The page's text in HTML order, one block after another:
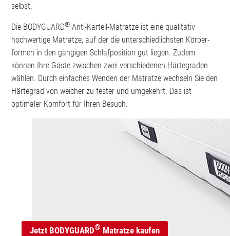
selbst.
Die BODYGUARD® Anti-Kartell-Matratze ist eine qualitativ
hochwertige Matratze, auf der die unterschiedlichsten Körper­
formen in den gängigen Schlaf­posi­tion gut liegen. Zudem
können Ihre Gäste zwischen zwei verschiedenen Härtegraden
wählen. Durch einfaches Wenden der Matratze wechseln Sie den
Härtegrad von weicher zu fester und umgekehrt. Das ist
optimaler Komfort für Ihren Besuch.
Jetzt BODYGUARD® Matratze kaufen